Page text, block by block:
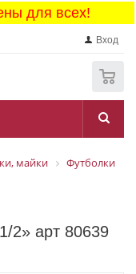
для всех!
Вход
майки
Футболки
2» арт 80639